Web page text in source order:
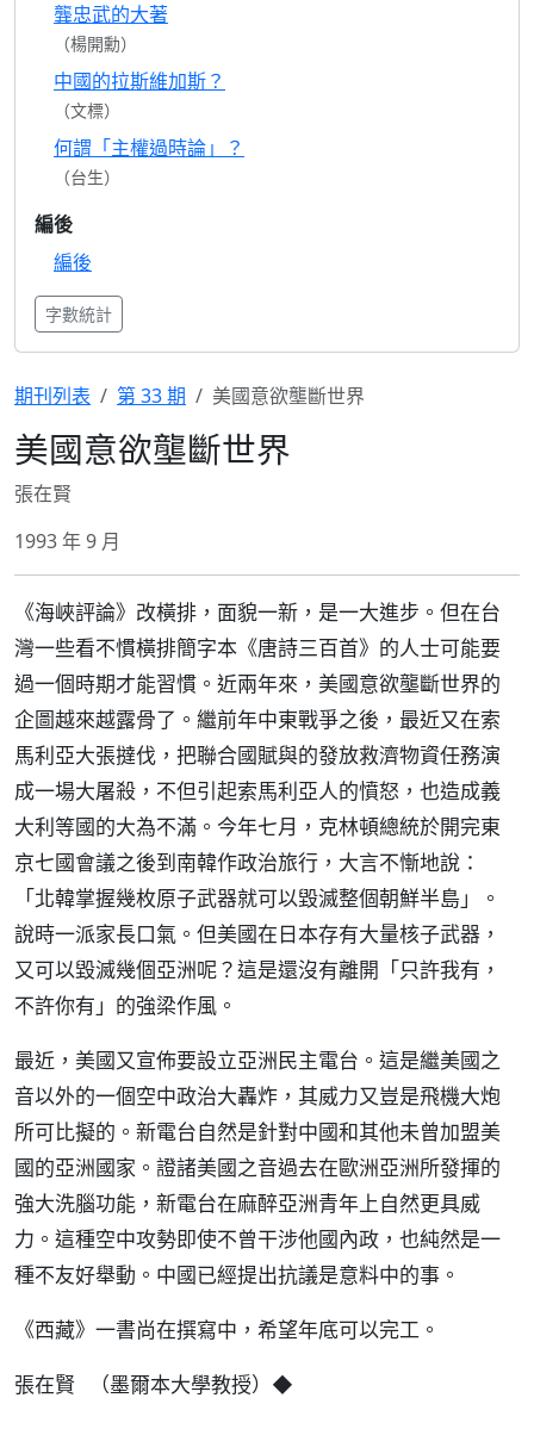
龔忠武的大著
（楊開勳）
中國的拉斯維加斯？
（文標）
何謂「主權過時論」？
（台生）
編後
編後
字數統計
期刊列表 第 33 期 美國意欲壟斷世界
美國意欲壟斷世界
張在賢
1993 年 9 月
《海峽評論》改橫排，面貌一新，是一大進步。但在台
灣一些看不慣橫排簡字本《唐詩三百首》的人士可能要
過一個時期才能習慣。近兩年來，美國意欲壟斷世界的
企圖越來越露骨了。繼前年中東戰爭之後，最近又在索
馬利亞大張撻伐，把聯合國賦與的發放救濟物資任務演
成一場大屠殺，不但引起索馬利亞人的憤怒，也造成義
大利等國的大為不滿。今年七月，克林頓總統於開完東
京七國會議之後到南韓作政治旅行，大言不慚地說：
「北韓掌握幾枚原子武器就可以毀滅整個朝鮮半島」。
說時一派家長口氣。但美國在日本存有大量核子武器，
又可以毀滅幾個亞洲呢？這是還沒有離開「只許我有，
不許你有」的強梁作風。
最近，美國又宣佈要設立亞洲民主電台。這是繼美國之
音以外的一個空中政治大轟炸，其威力又豈是飛機大炮
所可比擬的。新電台自然是針對中國和其他未曾加盟美
國的亞洲國家。證諸美國之音過去在歐洲亞洲所發揮的
強大洗腦功能，新電台在麻醉亞洲青年上自然更具威
力。這種空中攻勢即使不曾干涉他國內政，也純然是一
種不友好舉動。中國已經提出抗議是意料中的事。
《西藏》一書尚在撰寫中，希望年底可以完工。
張在賢 （墨爾本大學教授）◆